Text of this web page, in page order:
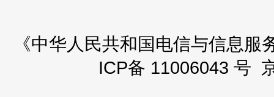
《中华人民共和国电信与信息
ICP备 11006043 号